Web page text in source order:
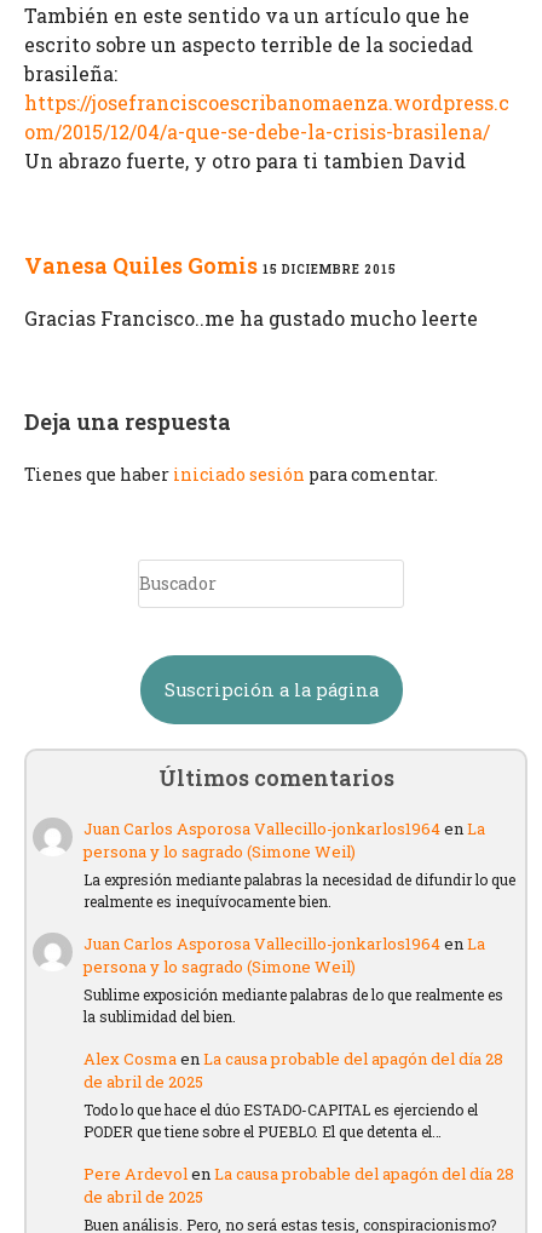
También en este sentido va un artículo que he
escrito sobre un aspecto terrible de la sociedad
brasileña:
https://josefranciscoescribanomaenza.wordpress.c
om/2015/12/04/a-que-se-debe-la-crisis-brasilena/
Un abrazo fuerte, y otro para ti tambien David
Vanesa Quiles Gomis 15 DICIEMBRE 2015
Gracias Francisco..me ha gustado mucho leerte
Deja una respuesta
Tienes que haber iniciado sesión para comentar.
Suscripción a la página
Últimos comentarios
Juan Carlos Asporosa Vallecillo-jonkarlos1964enLa
persona y lo sagrado (Simone Weil)
La expresión mediante palabras la necesidad de difundir lo que
realmente es inequívocamente bien.
Juan Carlos Asporosa Vallecillo-jonkarlos1964enLa
persona y lo sagrado (Simone Weil)
Sublime exposición mediante palabras de lo que realmente es
la sublimidad del bien.
Alex CosmaenLa causa probable del apagón del día 28
de abril de 2025
Todo lo que hace el dúo ESTADO-CAPITAL es ejerciendo el
PODER que tiene sobre el PUEBLO. El que detenta el…
Pere ArdevolenLa causa probable del apagón del día 28
de abril de 2025
Buen análisis. Pero, no será estas tesis, conspiracionismo?